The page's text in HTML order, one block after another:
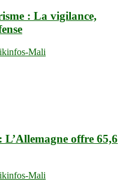
: La vigilance,
Mali
offre 65,6
Mali